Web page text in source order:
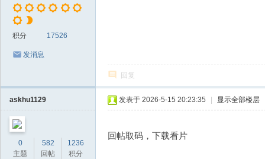
积分 17526
发消息
回复
askhu1129
0
主题
582
回帖
1236
积分
发表于 2026-5-15 20:23:35 显示全部楼层
回帖取码，下载看片